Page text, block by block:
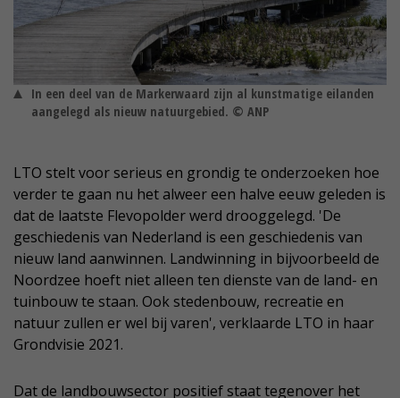
In een deel van de Markerwaard zijn al kunstmatige eilanden
aangelegd als nieuw natuurgebied. © ANP
LTO stelt voor serieus en grondig te onderzoeken hoe
verder te gaan nu het alweer een halve eeuw geleden is
dat de laatste Flevopolder werd drooggelegd. 'De
geschiedenis van Nederland is een geschiedenis van
nieuw land aanwinnen. Landwinning in bijvoorbeeld de
Noordzee hoeft niet alleen ten dienste van de land- en
tuinbouw te staan. Ook stedenbouw, recreatie en
natuur zullen er wel bij varen', verklaarde LTO in haar
Grondvisie 2021.
Dat de landbouwsector positief staat tegenover het